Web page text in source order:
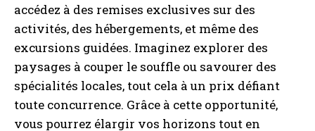
accédez à des remises exclusives sur des
activités, des hébergements, et même des
excursions guidées. Imaginez explorer des
paysages à couper le souffle ou savourer des
spécialités locales, tout cela à un prix défiant
toute concurrence. Grâce à cette opportunité,
vous pourrez élargir vos horizons tout en